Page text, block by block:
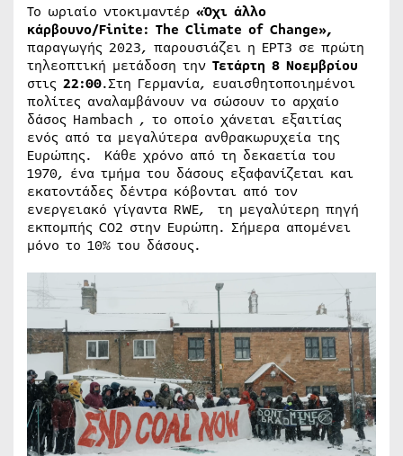
Το ωριαίο ντοκιμαντέρ «Όχι άλλο
κάρβουνο/Finite: The Climate of Change»,
παραγωγής 2023, παρουσιάζει η ΕΡΤ3 σε πρώτη
τηλεοπτική μετάδοση την Τετάρτη 8 Νοεμβρίου
στις 22:00.Στη Γερμανία, ευαισθητοποιημένοι
πολίτες αναλαμβάνουν να σώσουν το αρχαίο
δάσος Hambach , το οποίο χάνεται εξαιτίας
ενός από τα μεγαλύτερα ανθρακωρυχεία της
Ευρώπης. Κάθε χρόνο από τη δεκαετία του
1970, ένα τμήμα του δάσους εξαφανίζεται και
εκατοντάδες δέντρα κόβονται από τον
ενεργειακό γίγαντα RWE, τη μεγαλύτερη πηγή
εκπομπής CO2 στην Ευρώπη. Σήμερα απομένει
μόνο το 10% του δάσους.